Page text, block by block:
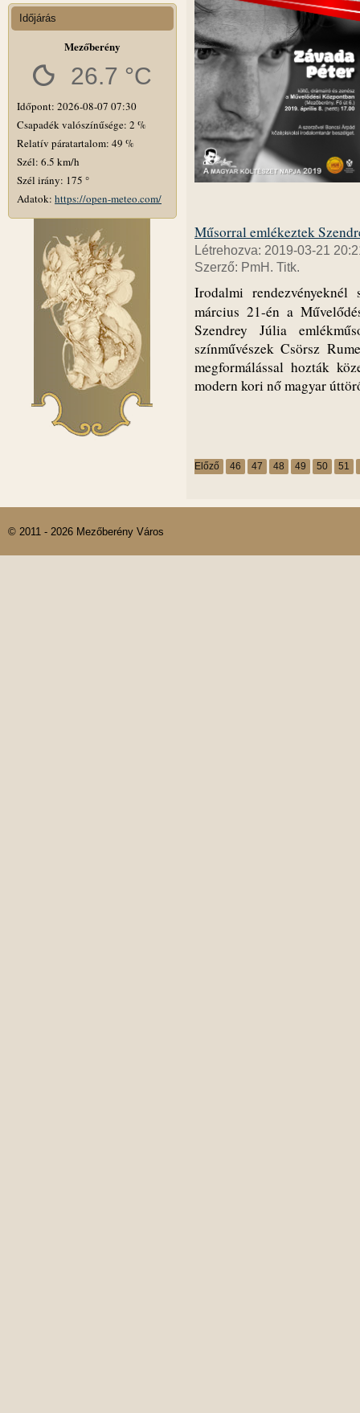
Időjárás
Mezőberény
26.7 °C
Időpont: 2026-08-07 07:30
Csapadék valószínűsége: 2 %
Relatív páratartalom: 49 %
Szél: 6.5 km/h
Szél irány: 175 °
Adatok: https://open-meteo.com/
Műsorral emlékeztek
Létrehozva: 2019-03-21
Szerző: PmH. Titk.
Irodalmi
március 21-én a
Szendrey Júlia
színművészek Csörsz
megformálással hozták
modern kori nő magyar
Előző 46 47 48 49 50 51
© 2011 - 2026 Mezőberény Város